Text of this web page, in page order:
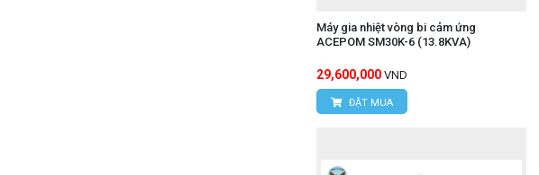
Máy gia nhiệt vòng bi cảm ứng
ACEPOM SM30K-6 (13.8KVA)
29,600,000 VND
ĐẶT MUA